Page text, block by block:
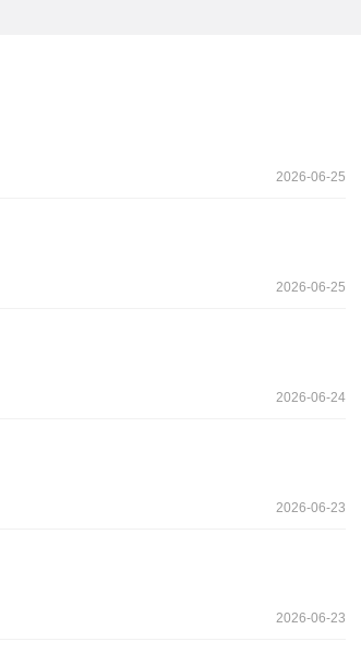
2026-06-25
2026-06-25
2026-06-24
2026-06-23
2026-06-23